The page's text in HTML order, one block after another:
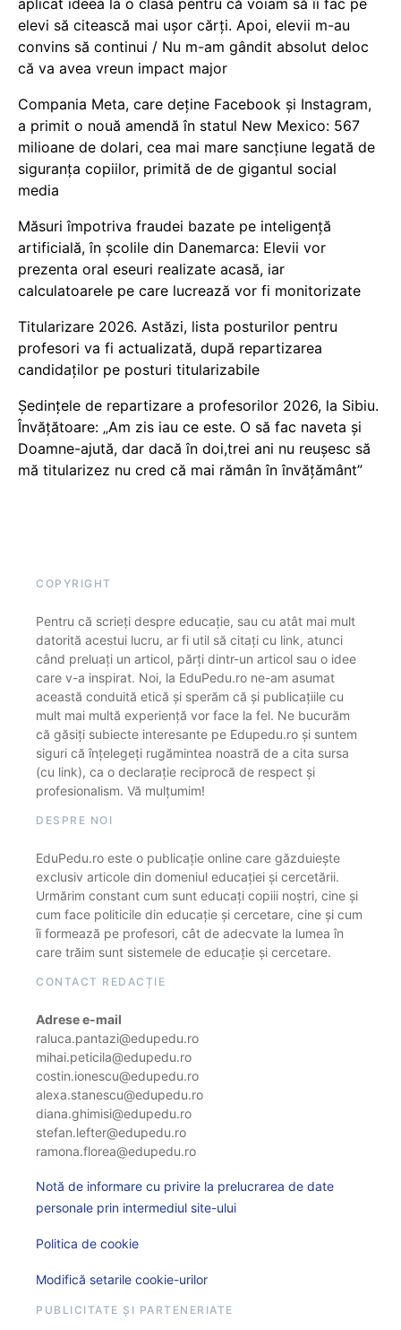
aplicat ideea la o clasă pentru că voiam să îi fac pe
elevi să citească mai ușor cărți. Apoi, elevii m-au
convins să continui / Nu m-am gândit absolut deloc
că va avea vreun impact major
Compania Meta, care deține Facebook și Instagram,
a primit o nouă amendă în statul New Mexico: 567
milioane de dolari, cea mai mare sancțiune legată de
siguranța copiilor, primită de de gigantul social
media
Măsuri împotriva fraudei bazate pe inteligență
artificială, în școlile din Danemarca: Elevii vor
prezenta oral eseuri realizate acasă, iar
calculatoarele pe care lucrează vor fi monitorizate
Titularizare 2026. Astăzi, lista posturilor pentru
profesori va fi actualizată, după repartizarea
candidaților pe posturi titularizabile
Ședințele de repartizare a profesorilor 2026, la Sibiu.
Învățătoare: „Am zis iau ce este. O să fac naveta și
Doamne-ajută, dar dacă în doi,trei ani nu reușesc să
mă titularizez nu cred că mai rămân în învățământ”
COPYRIGHT
Pentru că scrieți despre educație, sau cu atât mai mult
datorită acestui lucru, ar fi util să citați cu link, atunci
când preluați un articol, părți dintr-un articol sau o idee
care v-a inspirat. Noi, la EduPedu.ro ne-am asumat
această conduită etică și sperăm că și publicațiile cu
mult mai multă experiență vor face la fel. Ne bucurăm
că găsiți subiecte interesante pe Edupedu.ro și suntem
siguri că înțelegeți rugămintea noastră de a cita sursa
(cu link), ca o declarație reciprocă de respect și
profesionalism. Vă mulțumim!
DESPRE NOI
EduPedu.ro este o publicație online care găzduiește
exclusiv articole din domeniul educației și cercetării.
Urmărim constant cum sunt educați copiii noștri, cine și
cum face politicile din educație și cercetare, cine și cum
îi formează pe profesori, cât de adecvate la lumea în
care trăim sunt sistemele de educație și cercetare.
CONTACT REDACȚIE
Adrese e-mail
raluca.pantazi@edupedu.ro
mihai.peticila@edupedu.ro
costin.ionescu@edupedu.ro
alexa.stanescu@edupedu.ro
diana.ghimisi@edupedu.ro
stefan.lefter@edupedu.ro
ramona.florea@edupedu.ro
Notă de informare cu privire la prelucrarea de date
personale prin intermediul site-ului
Politica de cookie
Modifică setarile cookie-urilor
PUBLICITATE ȘI PARTENERIATE